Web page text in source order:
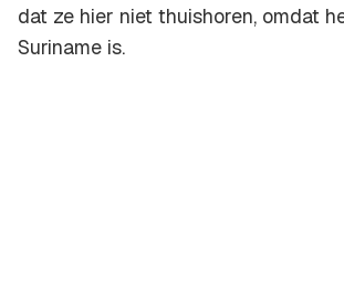
dat ze hier niet thuishoren, omdat
Suriname is.